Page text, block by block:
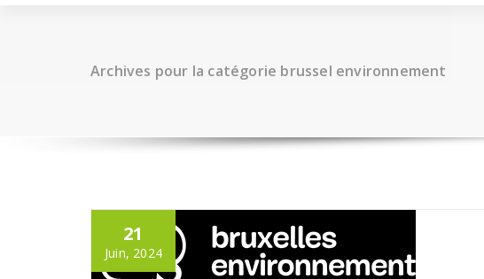
Archives pour la catégorie brussel environnement
21
Juin, 2024